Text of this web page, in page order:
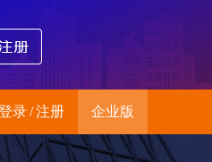
录/注册 企业版